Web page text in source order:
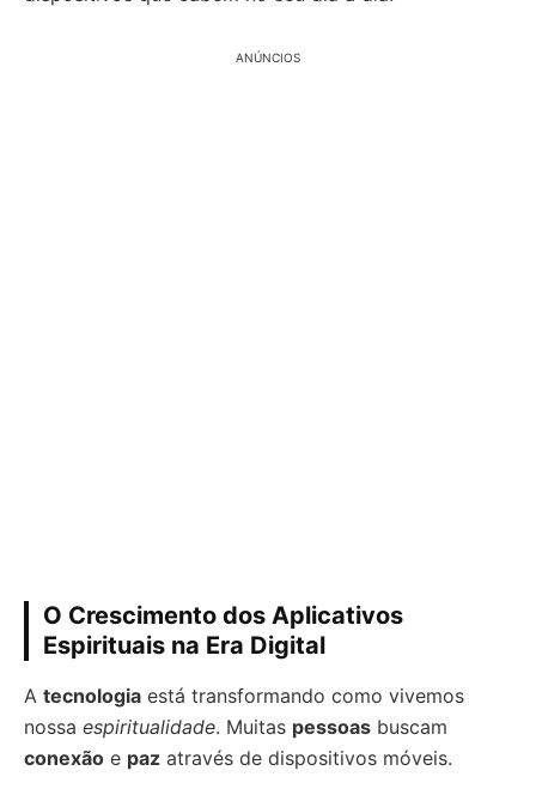
ANÚNCIOS
O Crescimento dos Aplicativos
Espirituais na Era Digital
A tecnologia está transformando como vivemos
nossa espiritualidade. Muitas pessoas buscam
conexão e paz através de dispositivos móveis.